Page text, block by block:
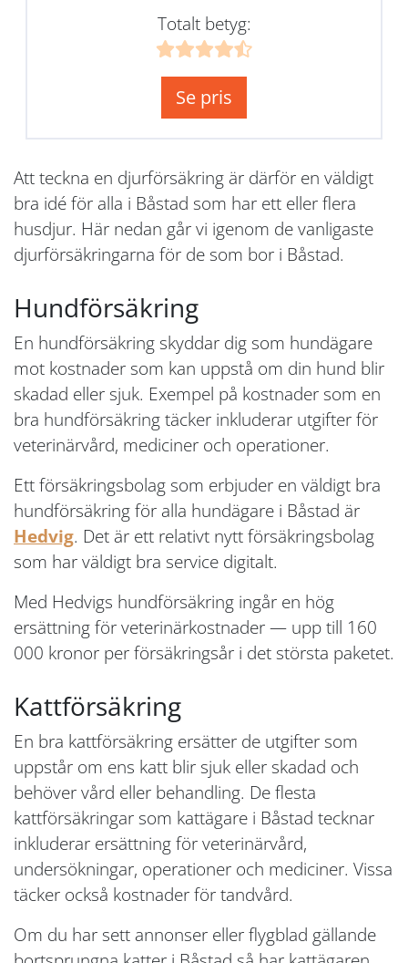
Totalt betyg:
Se pris
Att teckna en djurförsäkring är därför en väldigt
bra idé för alla i Båstad som har ett eller flera
husdjur. Här nedan går vi igenom de vanligaste
djurförsäkringarna för de som bor i Båstad.
Hundförsäkring
En hundförsäkring skyddar dig som hundägare
mot kostnader som kan uppstå om din hund blir
skadad eller sjuk. Exempel på kostnader som en
bra hundförsäkring täcker inkluderar utgifter för
veterinärvård, mediciner och operationer.
Ett försäkringsbolag som erbjuder en väldigt bra
hundförsäkring för alla hundägare i Båstad är
Hedvig. Det är ett relativt nytt försäkringsbolag
som har väldigt bra service digitalt.
Med Hedvigs hundförsäkring ingår en hög
ersättning för veterinärkostnader — upp till 160
000 kronor per försäkringsår i det största paketet.
Kattförsäkring
En bra kattförsäkring ersätter de utgifter som
uppstår om ens katt blir sjuk eller skadad och
behöver vård eller behandling. De flesta
kattförsäkringar som kattägare i Båstad tecknar
inkluderar ersättning för veterinärvård,
undersökningar, operationer och mediciner. Vissa
täcker också kostnader för tandvård.
Om du har sett annonser eller flygblad gällande